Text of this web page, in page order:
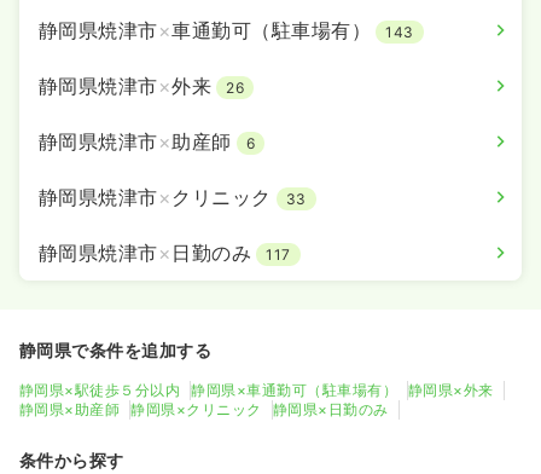
静岡県焼津市×車通勤可（駐車場有） 143
静岡県焼津市×外来 26
静岡県焼津市×助産師 6
静岡県焼津市× クリニック 33
静岡県焼津市× 日勤のみ 117
静岡県で条件を追加する
静岡県×駅徒歩５分以内 静岡県×車通勤可（駐車場有）
静岡県×外来
静岡県×助産師
静岡県×クリニック 静岡県×日勤のみ
条件から探す